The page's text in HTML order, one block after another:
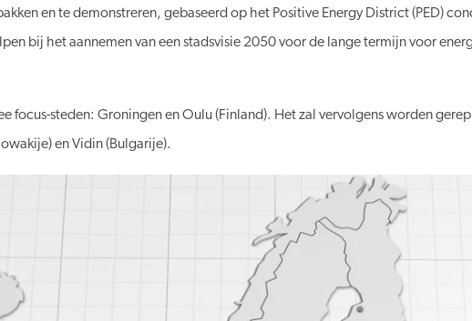
en te demonstreren, gebaseerd op het Positive Energy District (PED)
bij het aannemen van een stadsvisie 2050 voor de lange termijn voor
focus-steden: Groningen en Oulu (Finland). Het zal vervolgens worden
en Vidin (Bulgarije).